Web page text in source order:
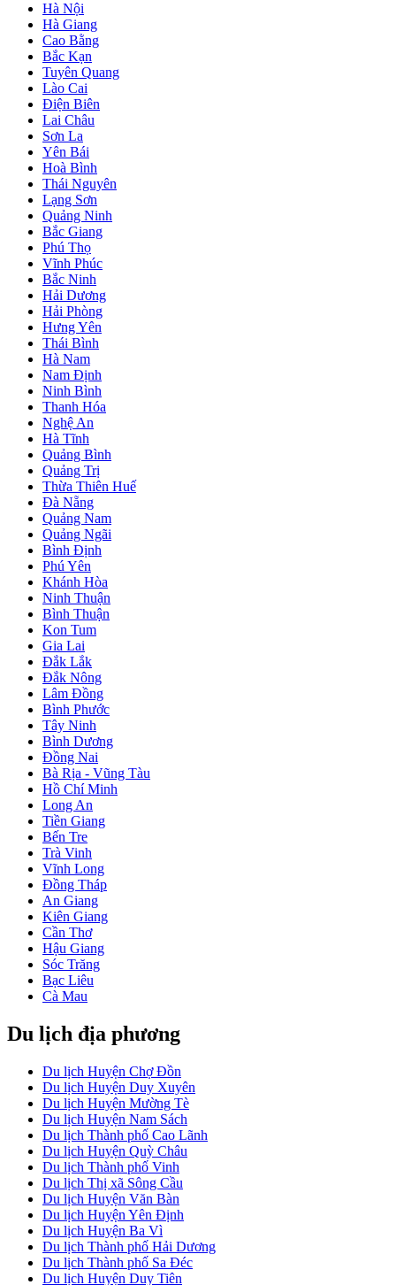
Hà Nội
Hà Giang
Cao Bằng
Bắc Kạn
Tuyên Quang
Lào Cai
Điện Biên
Lai Châu
Sơn La
Yên Bái
Hoà Bình
Thái Nguyên
Lạng Sơn
Quảng Ninh
Bắc Giang
Phú Thọ
Vĩnh Phúc
Bắc Ninh
Hải Dương
Hải Phòng
Hưng Yên
Thái Bình
Hà Nam
Nam Định
Ninh Bình
Thanh Hóa
Nghệ An
Hà Tĩnh
Quảng Bình
Quảng Trị
Thừa Thiên Huế
Đà Nẵng
Quảng Nam
Quảng Ngãi
Bình Định
Phú Yên
Khánh Hòa
Ninh Thuận
Bình Thuận
Kon Tum
Gia Lai
Đắk Lắk
Đắk Nông
Lâm Đồng
Bình Phước
Tây Ninh
Bình Dương
Đồng Nai
Bà Rịa - Vũng Tàu
Hồ Chí Minh
Long An
Tiền Giang
Bến Tre
Trà Vinh
Vĩnh Long
Đồng Tháp
An Giang
Kiên Giang
Cần Thơ
Hậu Giang
Sóc Trăng
Bạc Liêu
Cà Mau
Du lịch địa phương
Du lịch Huyện Chợ Đồn
Du lịch Huyện Duy Xuyên
Du lịch Huyện Mường Tè
Du lịch Huyện Nam Sách
Du lịch Thành phố Cao Lãnh
Du lịch Huyện Quỳ Châu
Du lịch Thành phố Vinh
Du lịch Thị xã Sông Cầu
Du lịch Huyện Văn Bàn
Du lịch Huyện Yên Định
Du lịch Huyện Ba Vì
Du lịch Thành phố Hải Dương
Du lịch Thành phố Sa Đéc
Du lịch Huyện Duy Tiên